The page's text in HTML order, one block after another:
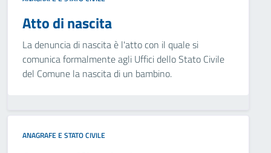
Atto di nascita
La denuncia di nascita è l'atto con il quale si
comunica formalmente agli Uffici dello Stato Civile
del Comune la nascita di un bambino.
ANAGRAFE E STATO CIVILE